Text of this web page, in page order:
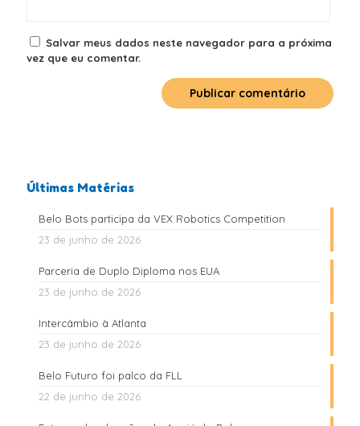
Salvar meus dados neste navegador para a próxima
vez que eu comentar.
Últimas Matérias
Belo Bots participa da VEX Robotics Competition
23 de junho de 2026
Parceria de Duplo Diploma nos EUA
23 de junho de 2026
Intercâmbio à Atlanta
23 de junho de 2026
Belo Futuro foi palco da FLL
22 de junho de 2026